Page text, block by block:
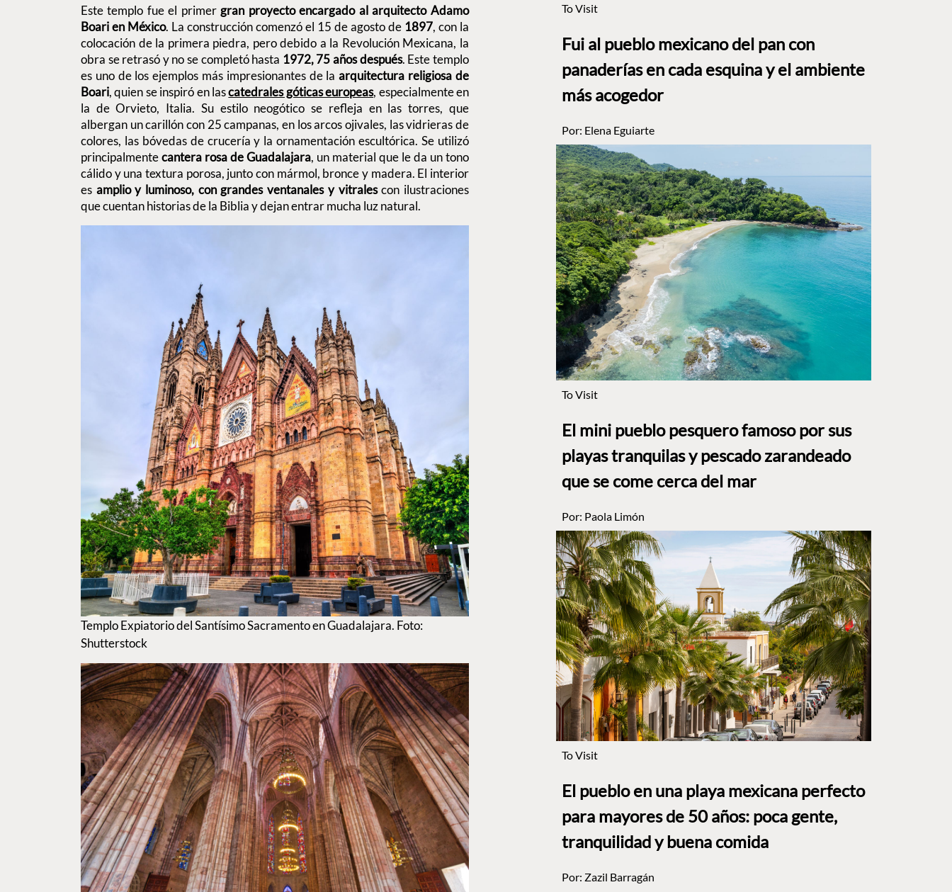
Este templo fue el primer gran proyecto encargado al arquitecto Adamo
Boari en México. La construcción comenzó el 15 de agosto de 1897, con la
colocación de la primera piedra, pero debido a la Revolución Mexicana, la
obra se retrasó y no se completó hasta 1972, 75 años después. Este templo
es uno de los ejemplos más impresionantes de la arquitectura religiosa de
Boari, quien se inspiró en lascatedrales góticas europeas, especialmente en
la de Orvieto, Italia. Su estilo neogótico se refleja en las torres, que
albergan un carillón con 25 campanas, en los arcos ojivales, las vidrieras de
colores, las bóvedas de crucería y la ornamentación escultórica. Se utilizó
principalmentecantera rosa de Guadalajara, un material que le da un tono
cálido y una textura porosa, junto con mármol, bronce y madera. El interior
es amplio y luminoso, con grandes ventanales y vitralescon ilustraciones
que cuentan historias de la Biblia y dejan entrar mucha luz natural.
Templo Expiatorio del Santísimo Sacramento en Guadalajara. Foto:
Shutterstock
To Visit
Fui al pueblo mexicano del pan con
panaderías en cada esquina y el ambiente
más acogedor
Por: Elena Eguiarte
To Visit
El mini pueblo pesquero famoso por sus
playas tranquilas y pescado zarandeado
que se come cerca del mar
Por: Paola Limón
To Visit
El pueblo en una playa mexicana perfecto
para mayores de 50 años: poca gente,
tranquilidad y buena comida
Por: Zazil Barragán